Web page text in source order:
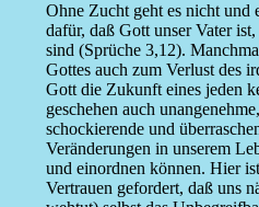
Ohne Zucht geht es nicht und
dafür, daß Gott unser Vater
sind (Sprüche 3,12).
Gottes auch zum Verlust des
Gott die Zukunft eines jeden
geschehen auch
schockierende und
Veränderungen in unserem
und einordnen können. Hier
Vertrauen gefordert, daß uns